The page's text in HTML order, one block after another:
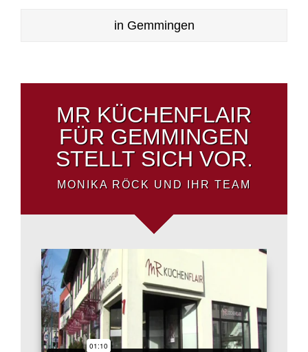
in Gemmingen
MR KÜCHENFLAIR
FÜR GEMMINGEN
STELLT SICH VOR.
MONIKA RÖCK UND IHR TEAM